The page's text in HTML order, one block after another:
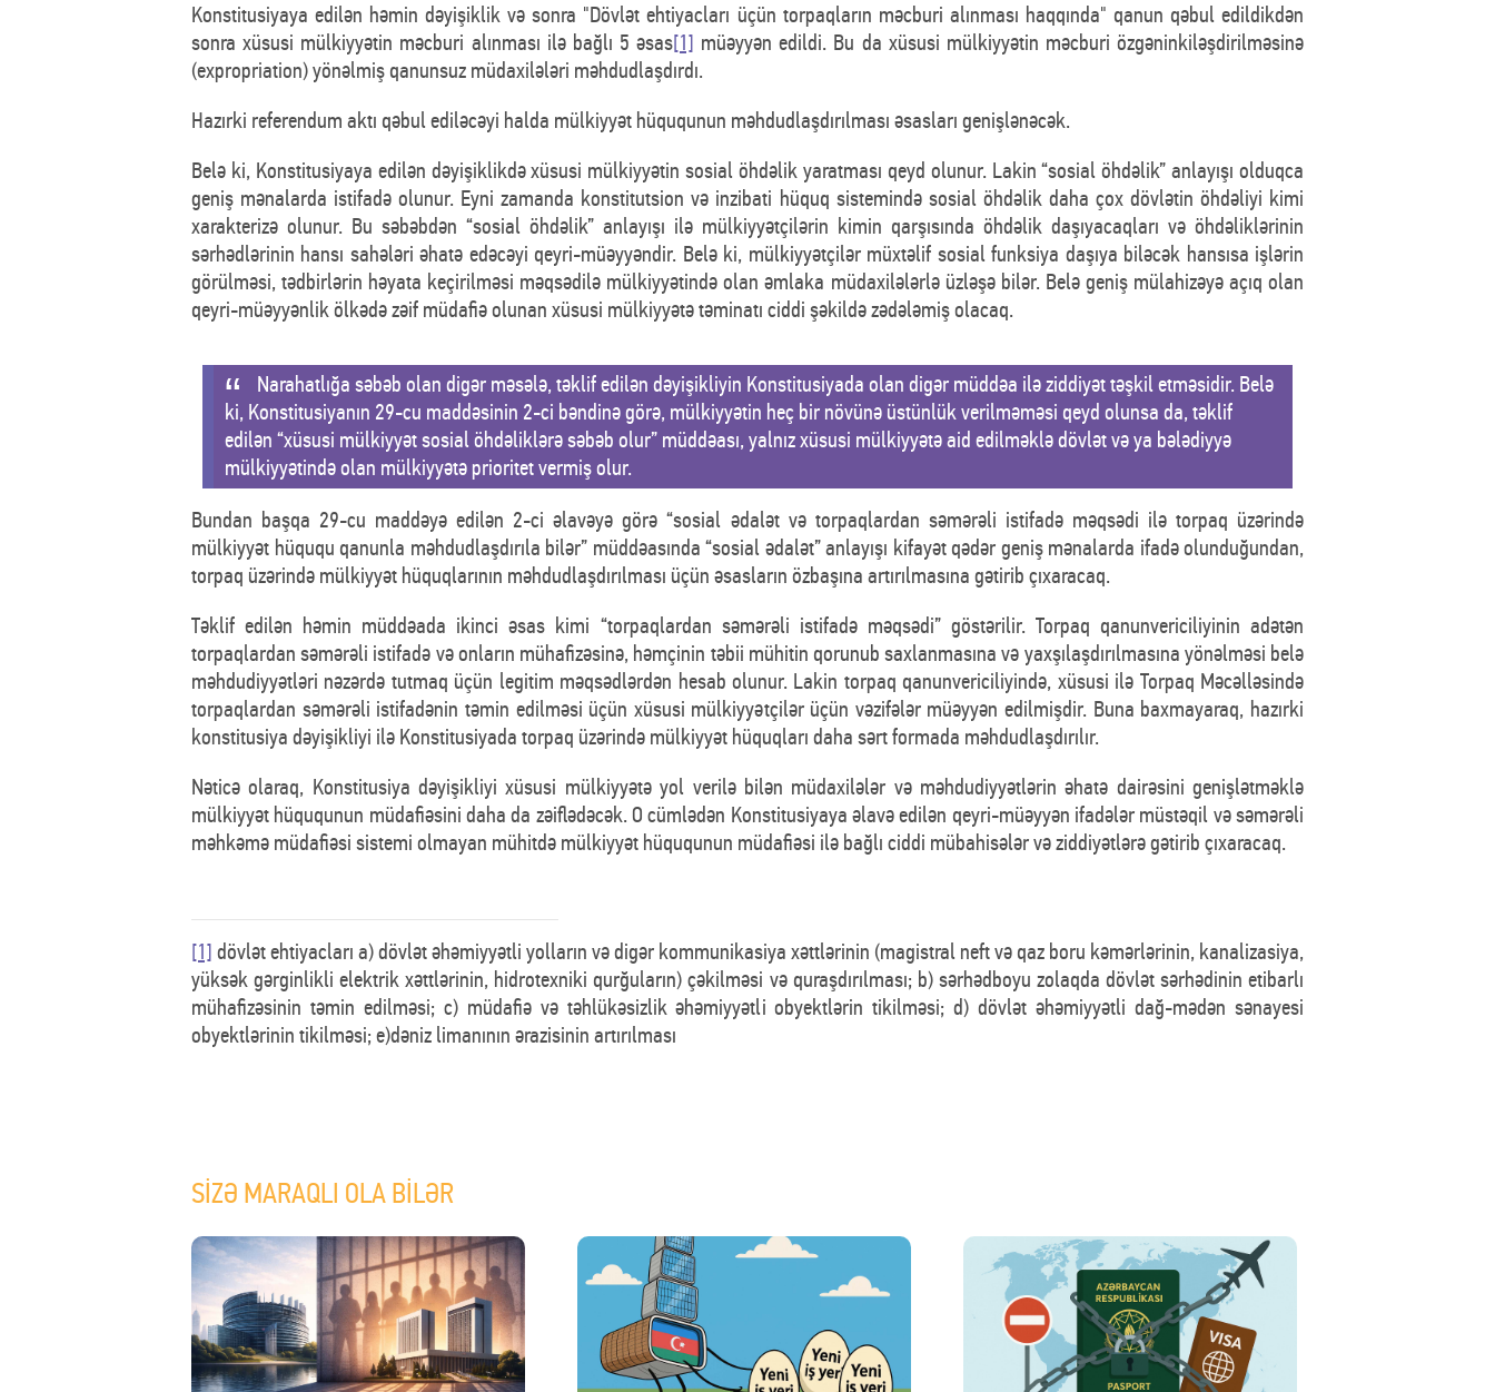
Konstitusiyaya edilən həmin dəyişiklik və sonra "Dövlət ehtiyacları üçün torpaqların məcburi alınması haqqında" qanun qəbul edildikdən
sonra xüsusi mülkiyyətin məcburi alınması ilə bağlı 5 əsas[1] müəyyən edildi. Bu da xüsusi mülkiyyətin məcburi özgəninkiləşdirilməsinə
(expropriation) yönəlmiş qanunsuz müdaxilələri məhdudlaşdırdı.
Hazırki referendum aktı qəbul ediləcəyi halda mülkiyyət hüququnun məhdudlaşdırılması əsasları genişlənəcək.
Belə ki, Konstitusiyaya edilən dəyişiklikdə xüsusi mülkiyyətin sosial öhdəlik yaratması qeyd olunur. Lakin “sosial öhdəlik” anlayışı olduqca
geniş mənalarda istifadə olunur. Eyni zamanda konstitutsion və inzibati hüquq sistemində sosial öhdəlik daha çox dövlətin öhdəliyi kimi
xarakterizə olunur. Bu səbəbdən “sosial öhdəlik” anlayışı ilə mülkiyyətçilərin kimin qarşısında öhdəlik daşıyacaqları və öhdəliklərinin
sərhədlərinin hansı sahələri əhatə edəcəyi qeyri-müəyyəndir. Belə ki, mülkiyyətçilər müxtəlif sosial funksiya daşıya biləcək hansısa işlərin
görülməsi, tədbirlərin həyata keçirilməsi məqsədilə mülkiyyətində olan əmlaka müdaxilələrlə üzləşə bilər. Belə geniş mülahizəyə açıq olan
qeyri-müəyyənlik ölkədə zəif müdafiə olunan xüsusi mülkiyyətə təminatı ciddi şəkildə zədələmiş olacaq.
Narahatlığa səbəb olan digər məsələ, təklif edilən dəyişikliyin Konstitusiyada olan digər müddəa ilə ziddiyət təşkil etməsidir. Belə
ki, Konstitusiyanın 29-cu maddəsinin 2-ci bəndinə görə, mülkiyyətin heç bir növünə üstünlük verilməməsi qeyd olunsa da, təklif
edilən “xüsusi mülkiyyət sosial öhdəliklərə səbəb olur” müddəası, yalnız xüsusi mülkiyyətə aid edilməklə dövlət və ya bələdiyyə
mülkiyyətində olan mülkiyyətə prioritet vermiş olur.
Bundan başqa 29-cu maddəyə edilən 2-ci əlavəyə görə “sosial ədalət və torpaqlardan səmərəli istifadə məqsədi ilə torpaq üzərində
mülkiyyət hüququ qanunla məhdudlaşdırıla bilər” müddəasında “sosial ədalət” anlayışı kifayət qədər geniş mənalarda ifadə olunduğundan,
torpaq üzərində mülkiyyət hüquqlarının məhdudlaşdırılması üçün əsasların özbaşına artırılmasına gətirib çıxaracaq.
Təklif edilən həmin müddəada ikinci əsas kimi “torpaqlardan səmərəli istifadə məqsədi” göstərilir. Torpaq qanunvericiliyinin adətən
torpaqlardan səmərəli istifadə və onların mühafizəsinə, həmçinin təbii mühitin qorunub saxlanmasına və yaxşılaşdırılmasına yönəlməsi belə
məhdudiyyətləri nəzərdə tutmaq üçün legitim məqsədlərdən hesab olunur. Lakin torpaq qanunvericiliyində, xüsusi ilə Torpaq Məcəlləsində
torpaqlardan səmərəli istifadənin təmin edilməsi üçün xüsusi mülkiyyətçilər üçün vəzifələr müəyyən edilmişdir. Buna baxmayaraq, hazırki
konstitusiya dəyişikliyi ilə Konstitusiyada torpaq üzərində mülkiyyət hüquqları daha sərt formada məhdudlaşdırılır.
Nəticə olaraq, Konstitusiya dəyişikliyi xüsusi mülkiyyətə yol verilə bilən müdaxilələr və məhdudiyyətlərin əhatə dairəsini genişlətməklə
mülkiyyət hüququnun müdafiəsini daha da zəiflədəcək. O cümlədən Konstitusiyaya əlavə edilən qeyri-müəyyən ifadələr müstəqil və səmərəli
məhkəmə müdafiəsi sistemi olmayan mühitdə mülkiyyət hüququnun müdafiəsi ilə bağlı ciddi mübahisələr və ziddiyətlərə gətirib çıxaracaq.
[1] dövlət ehtiyacları a) dövlət əhəmiyyətli yolların və digər kommunikasiya xəttlərinin (magistral neft və qaz boru kəmərlərinin, kanalizasiya,
yüksək gərginlikli elektrik xəttlərinin, hidrotexniki qurğuların) çəkilməsi və quraşdırılması; b) sərhədboyu zolaqda dövlət sərhədinin etibarlı
mühafizəsinin təmin edilməsi; c) müdafiə və təhlükəsizlik əhəmiyyətli obyektlərin tikilməsi; d) dövlət əhəmiyyətli dağ-mədən sənayesi
obyektlərinin tikilməsi; e)dəniz limanının ərazisinin artırılması
SİZƏ MARAQLI OLA BİLƏR